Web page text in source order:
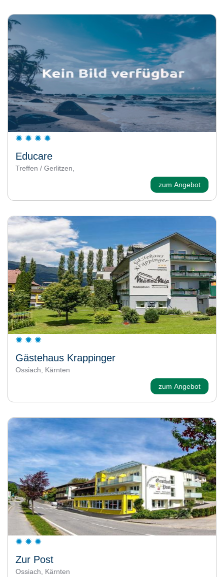
Educare
Treffen / Gerlitzen,
zum Angebot
Gästehaus Krappinger
Ossiach, Kärnten
zum Angebot
Zur Post
Ossiach, Kärnten